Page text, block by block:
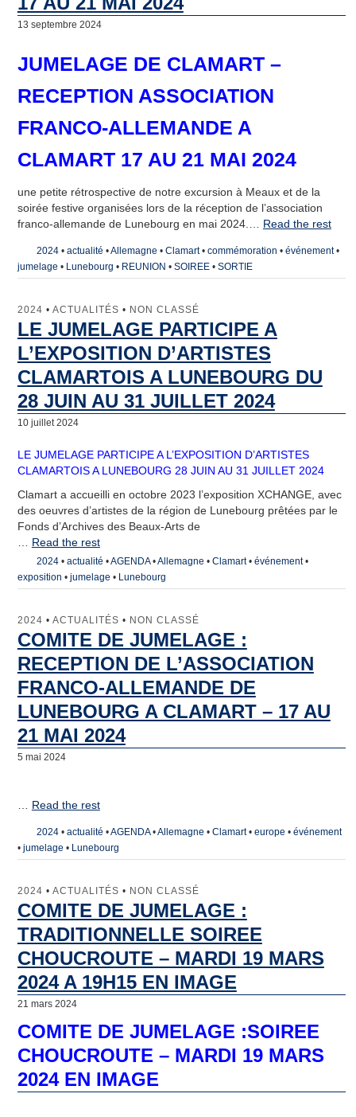
13 septembre 2024
JUMELAGE DE CLAMART –
RECEPTION ASSOCIATION
FRANCO-ALLEMANDE A
CLAMART 17 AU 21 MAI 2024
une petite rétrospective de notre excursion à Meaux et de la
soirée festive organisées lors de la réception de l’association
franco-allemande de Lunebourg en mai 2024.… Read the rest
2024• actualité •Allemagne • Clamart• commémoration • événement•
jumelage • Lunebourg • REUNION • SOIREE• SORTIE
2024 • ACTUALITÉS • NON CLASSÉ
LE JUMELAGE PARTICIPE A
L’EXPOSITION D’ARTISTES
CLAMARTOIS A LUNEBOURG DU
28 JUIN AU 31 JUILLET 2024
10 juillet 2024
LE JUMELAGE PARTICIPE A L’EXPOSITION D’ARTISTES
CLAMARTOIS A LUNEBOURG 28 JUIN AU 31 JUILLET 2024
Clamart a accueilli en octobre 2023 l’exposition XCHANGE, avec
des oeuvres d’artistes de la région de Lunebourg prêtées par le
Fonds d’Archives des Beaux-Arts de
… Read the rest
2024• actualité •AGENDA•Allemagne • Clamart• événement•
exposition • jumelage • Lunebourg
2024 • ACTUALITÉS • NON CLASSÉ
COMITE DE JUMELAGE :
RECEPTION DE L’ASSOCIATION
FRANCO-ALLEMANDE DE
LUNEBOURG A CLAMART – 17 AU
21 MAI 2024
5 mai 2024
… Read the rest
2024• actualité •AGENDA•Allemagne • Clamart• europe • événement
• jumelage • Lunebourg
2024 • ACTUALITÉS • NON CLASSÉ
COMITE DE JUMELAGE :
TRADITIONNELLE SOIREE
CHOUCROUTE – MARDI 19 MARS
2024 A 19H15 EN IMAGE
21 mars 2024
COMITE DE JUMELAGE :SOIREE
CHOUCROUTE – MARDI 19 MARS
2024 EN IMAGE